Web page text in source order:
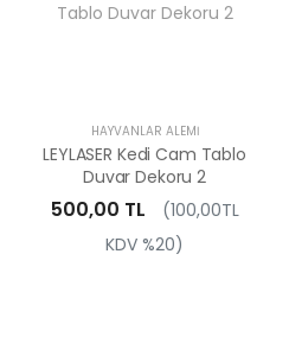
HAYVANLAR ALEMI
LEYLASER Kedi Cam Tablo
Duvar Dekoru 2
500,00 TL
(100,00TL
KDV %20)